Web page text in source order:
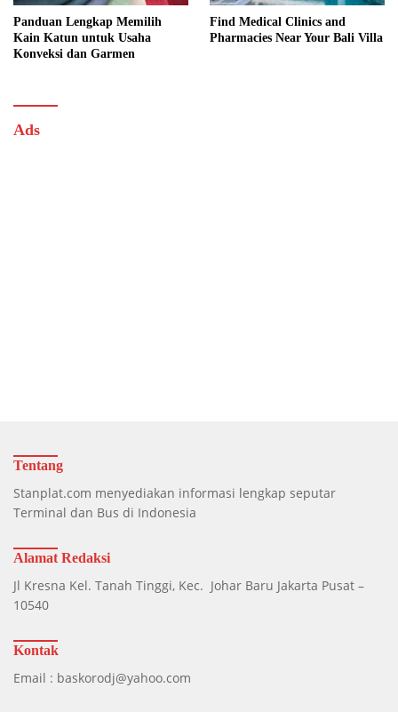
Panduan Lengkap Memilih
Kain Katun untuk Usaha
Konveksi dan Garmen
Find Medical Clinics and
Pharmacies Near Your Bali Villa
Ads
Tentang
Stanplat.com menyediakan informasi lengkap seputar
Terminal dan Bus di Indonesia
Alamat Redaksi
Jl Kresna Kel. Tanah Tinggi, Kec. Johar Baru Jakarta Pusat –
10540
Kontak
Email : baskorodj@yahoo.com